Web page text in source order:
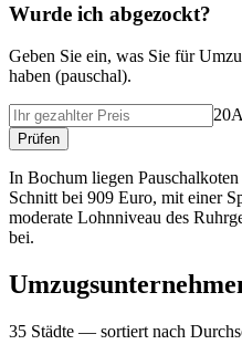
Wurde ich abgezockt?
Geben Sie ein, was Sie für
haben (pauschal).
Prüfen
In Bochum liegen
Schnitt bei 909 Euro, mit einer
moderate Lohnniveau des
bei.
35 Städte — sortiert nach